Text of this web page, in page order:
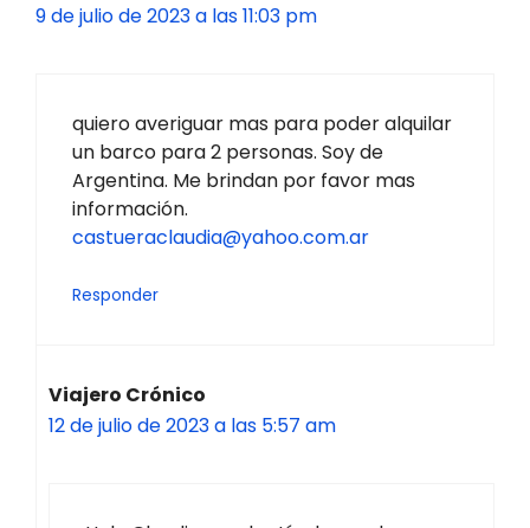
9 de julio de 2023 a las 11:03 pm
quiero averiguar mas para poder alquilar
un barco para 2 personas. Soy de
Argentina. Me brindan por favor mas
información.
castueraclaudia@yahoo.com.ar
Responder
Viajero Crónico
12 de julio de 2023 a las 5:57 am